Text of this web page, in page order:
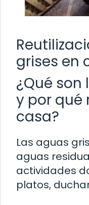
grises en
¿Qué
y por qué
casa?
Las aguas
aguas
actividades
platos,